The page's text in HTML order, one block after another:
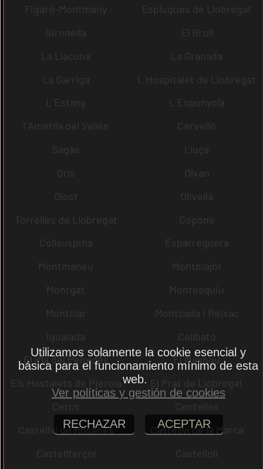
Figaró-Montmany
Esplugues de Llobregat
Gironella
El Brull
La Llacuna
La Granada
La Garriga
L´Hospitalet de Llobregat
L´Estany
L´Espunyola
l´Ametlla del Vallès
Cervelló
Sagàs
Lluçà
Orís
Olvan
Olost
Olivella
Torrelles de Llobregat
Copons
Collsuspina
Esparreguera
Montmaneu
Montmajor
Montgat
Montesquiu
Montclar
Montcada i Reixac
Igualada
Collbató
El Pla del Penedès
El Masnou
Els Hostalets de Pierola
El Prat de Llobregat
Cercs
Centelles
Castellví de Rosanes
Castellví de la Marca
Castellterçol
Castellolí
Utilizamos solamente la cookie esencial y
básica para el funcionamiento mínimo de esta
web.
Ver políticas y gestión de cookies
RECHAZAR ACEPTAR